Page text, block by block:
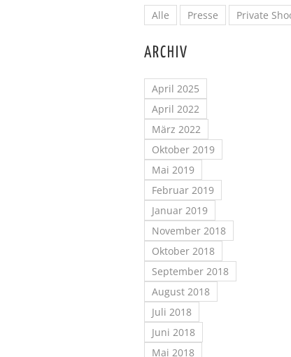
Alle Presse Private
ARCHIV
April 2025
April 2022
März 2022
Oktober 2019
Mai 2019
Februar 2019
Januar 2019
November 2018
Oktober 2018
September 2018
August 2018
Juli 2018
Juni 2018
Mai 2018